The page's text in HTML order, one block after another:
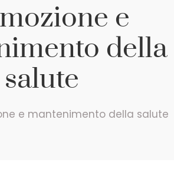
e
della
salute
e mantenimento della salute